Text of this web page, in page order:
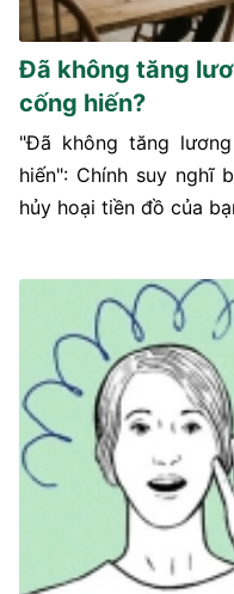
Đã không tăng
cống hiến?
"Đã không tăng
hiến": Chính suy nghĩ
hủy hoại tiền đồ của